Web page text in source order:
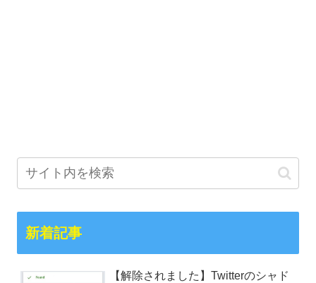
新着記事
【解除されました】Twitterのシャド